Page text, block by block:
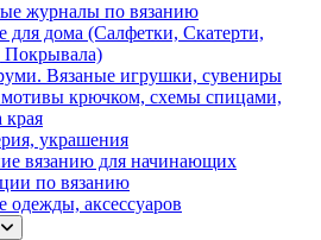
журналы по вязанию
для дома (Салфетки, Скатерти,
Вязаные игрушки, сувениры
крючком, схемы спицами,
края
украшения
вязанию для начинающих
по вязанию
одежды, аксессуаров